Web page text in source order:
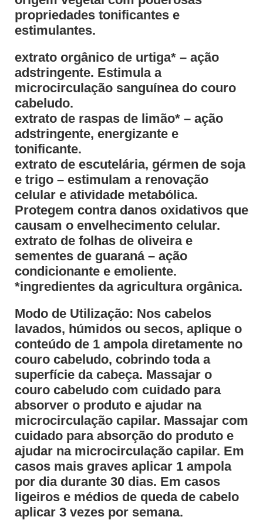
propriedades tonificantes e
estimulantes.
extrato orgânico de urtiga* – ação
adstringente. Estimula a
microcirculação sanguínea do couro
cabeludo.
extrato de raspas de limão* – ação
adstringente, energizante e
tonificante.
extrato de escutelária, gérmen de soja
e trigo – estimulam a renovação
celular e atividade metabólica.
Protegem contra danos oxidativos que
causam o envelhecimento celular.
extrato de folhas de oliveira e
sementes de guaraná – ação
condicionante e emoliente.
*ingredientes da agricultura orgânica.
Modo de Utilização: Nos cabelos
lavados, húmidos ou secos, aplique o
conteúdo de 1 ampola diretamente no
couro cabeludo, cobrindo toda a
superfície da cabeça. Massajar o
couro cabeludo com cuidado para
absorver o produto e ajudar na
microcirculação capilar. Massajar com
cuidado para absorção do produto e
ajudar na microcirculação capilar. Em
casos mais graves aplicar 1 ampola
por dia durante 30 dias. Em casos
ligeiros e médios de queda de cabelo
aplicar 3 vezes por semana.